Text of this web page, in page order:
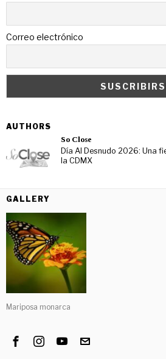
Correo electrónico
AUTHORS
So Close
Día Al Desnudo 2026: Una
la CDMX
GALLERY
Mariposa monarca